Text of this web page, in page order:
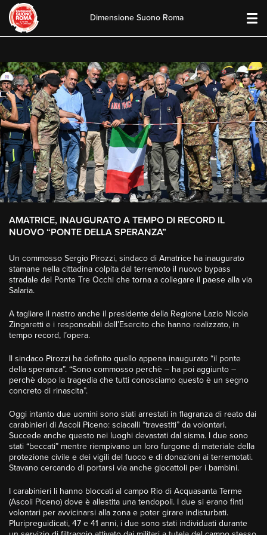
content
Dimensione Suono Roma
AMATRICE, INAUGURATO A TEMPO DI RECORD IL
NUOVO “PONTE DELLA SPERANZA”
Un commosso Sergio Pirozzi, sindaco di Amatrice ha inaugurato
stamane nella cittadina colpita dal terremoto il nuovo bypass
stradale del Ponte Tre Occhi che torna a collegare il paese alla via
Salaria.
A tagliare il nastro anche il presidente della Regione Lazio Nicola
Zingaretti e i responsabili dell’Esercito che hanno realizzato, in
tempo record, l’opera.
Il sindaco Pirozzi ha definito quello appena inaugurato “il ponte
della speranza”. “Sono commosso perchè – ha poi aggiunto –
perchè dopo la tragedia che tutti conosciamo questo è un segno
concreto di rinascita”.
Oggi intanto due uomini sono stati arrestati in flagranza di reato dai
carabinieri di Ascoli Piceno: sciacalli “travestiti” da volontari.
Succede anche questo nei luoghi devastati dal sisma. I due sono
stati “beccati” mentre riempivano un loro furgone di materiale della
protezione civile e dei vigili del fuoco e di donazioni ai terremotati.
Stavano cercando di portarsi via anche giocattoli per i bambini.
I carabinieri li hanno bloccati al campo Rio di Acquasanta Terme
(Ascoli Piceno) dove è allestita una tendopoli. I due si erano finti
volontari per avvicinarsi alla zona e poter girare indisturbati.
Pluripreguidicati, 47 e 41 anni, i due sono stati individuati durante